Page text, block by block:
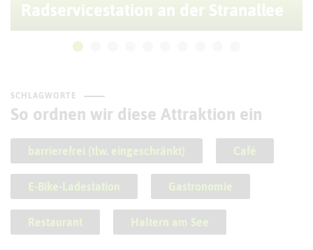
Radservicestation an der Stranallee
SCHLAGWORTE
So ordnen wir diese Attraktion ein
barrierefrei (tlw. eingeschränkt) Café
E-Bike-Ladestation Gastronomie
Restaurant Haltern am See